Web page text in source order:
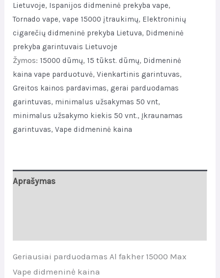
15000
Max
Vape
Wholesale
Price
quantity
Lietuvoje, Ispanijos didmeninė prekyba vape,
Tornado vape,vape 15000 įtraukimų, Elektroninių
cigarečių didmeninė prekyba Lietuva, Didmeninė
prekyba garintuvais Lietuvoje
Žymos: 15000 dūmų, 15 tūkst. dūmų, Didmeninė
kaina vape parduotuvė,Vienkartinis garintuvas,
Greitos kainos pardavimas,gerai parduodamas
garintuvas, minimalus užsakymas 50 vnt,
minimalus užsakymo kiekis 50 vnt., Įkraunamas
garintuvas,Vape didmeninė kaina
Aprašymas
Geriausiai parduodamas Al fakher 15000 Max
Vape didmeninė kaina